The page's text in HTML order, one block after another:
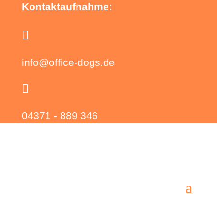
Kontaktaufnahme:

info@office-dogs.de

04371 - 889 346